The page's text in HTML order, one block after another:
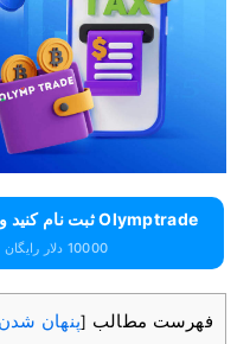
Olymptrade ثبت نام کنید و 10000 دلار رایگان دریافت کنید
10000 دلار رایگان برای مبتدیان دریافت کنید
فهرست مطالب [پنهان